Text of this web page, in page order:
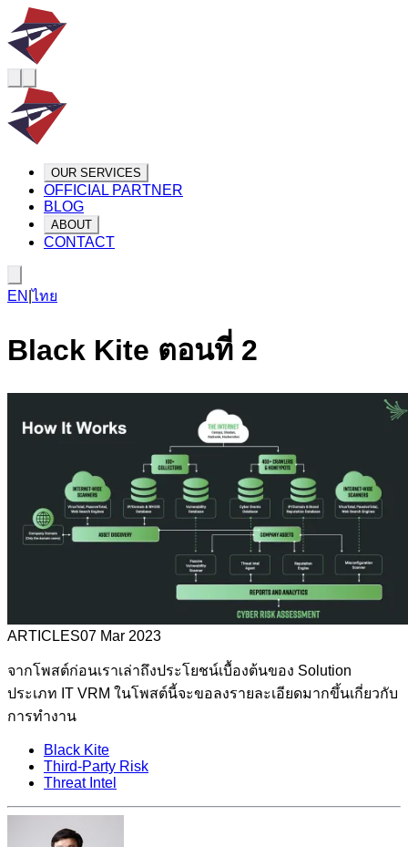
OUR SERVICES
OFFICIAL PARTNER
BLOG
ABOUT
CONTACT
EN |ไทย
Black Kite ตอนที่ 2
ARTICLES07 Mar 2023
จากโพสต์ก่อนเราเล่าถึงประโยชน์เบื้องต้นของ Solution
ประเภท IT VRM ในโพสต์นี้จะขอลงรายละเอียดมากขึ้นเกี่ยวกับ
การทำงาน
Black Kite
Third-Party Risk
Threat Intel